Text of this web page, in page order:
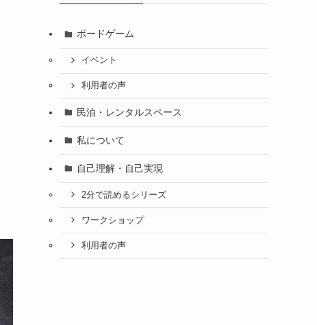
ボードゲーム
イベント
利用者の声
民泊・レンタルスペース
私について
自己理解・自己実現
2分で読めるシリーズ
ワークショップ
利用者の声